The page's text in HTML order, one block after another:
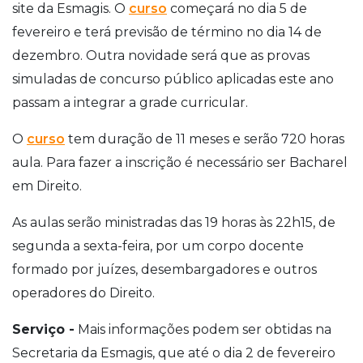
site da Esmagis. O curso começará no dia 5 de
fevereiro e terá previsão de término no dia 14 de
dezembro. Outra novidade será que as provas
simuladas de concurso público aplicadas este ano
passam a integrar a grade curricular.
O curso tem duração de 11 meses e serão 720 horas
aula. Para fazer a inscrição é necessário ser Bacharel
em Direito.
As aulas serão ministradas das 19 horas às 22h15, de
segunda a sexta-feira, por um corpo docente
formado por juízes, desembargadores e outros
operadores do Direito.
Serviço - Mais informações podem ser obtidas na
Secretaria da Esmagis, que até o dia 2 de fevereiro